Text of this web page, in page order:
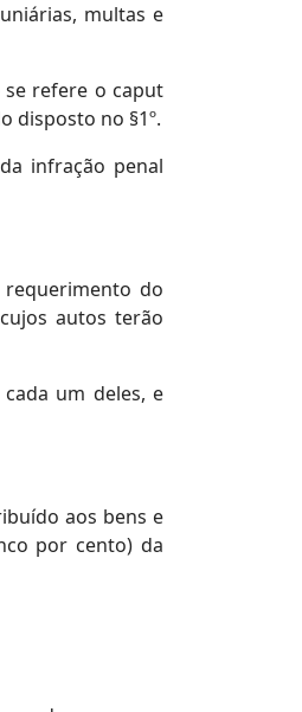
multas e
se refere o caput
disposto no §1º.
infração penal
do
autos terão
um deles, e
aos bens e
por cento) da